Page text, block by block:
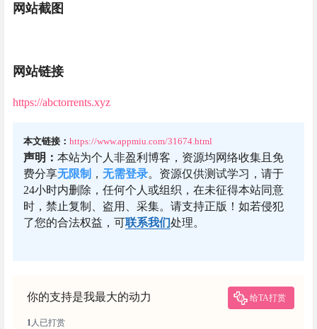
网站截图
网站链接
https://abctorrents.xyz
本文链接： https://www.appmiu.com/31674.html
声明： 本站为个人非盈利博客，资源均网络收集且免
费分享无限制 ， 无需登录。资源仅供测试学习，请于
24小时内删除，任何个人或组织，在未征得本站同意
时，禁止复制、盗用、采集。请支持正版！如若侵犯
了您的合法权益，可联系我们处理。
你的支持是我最大的动力 给TA打赏
1 人已打赏